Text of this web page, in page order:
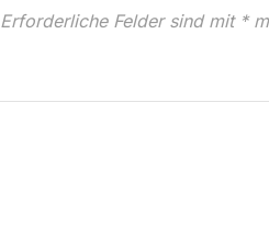
Erforderliche Felder sind mit *